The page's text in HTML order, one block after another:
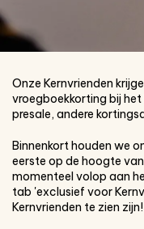
Onze Kernvrienden
vroegboekkorting bij
presale, andere
Binnenkort houden we
eerste op de hoogte
momenteel volop aan
tab 'exclusief voor
Kernvrienden te zien